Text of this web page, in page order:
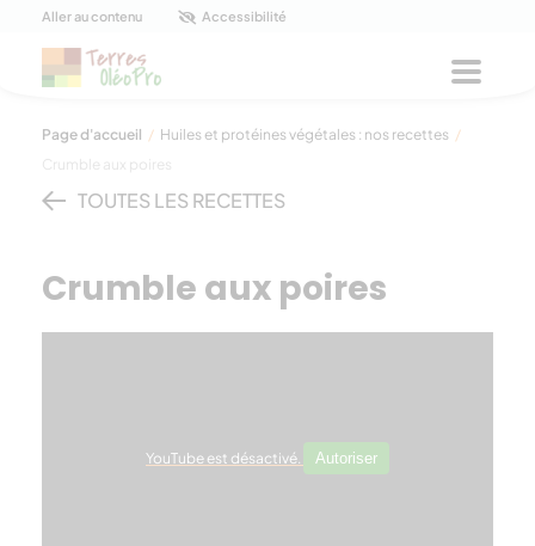
Panneau de gestion des cookies
Aller au contenu Accessibilité
Page d'accueil / Huiles et protéines végétales : nos recettes /
Crumble aux poires
TOUTES LES RECETTES
Crumble aux poires
YouTube est désactivé. Autoriser